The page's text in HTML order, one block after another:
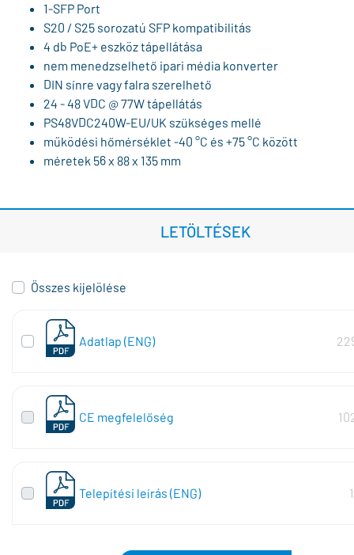
1-SFP Port
S20 / S25 sorozatú SFP kompatibilitás
4 db PoE+ eszköz tápellátása
nem menedzselhető ipari média konverter
DIN sínre vagy falra szerelhető
24 - 48 VDC @ 77W tápellátás
PS48VDC240W-EU/UK szükséges mellé
működési hőmérséklet -40 °C és +75 °C között
méretek 56 x 88 x 135 mm
LETÖLTÉSEK
Összes kijelölése
Adatlap (ENG)
CE megfelelőség
Telepítési leírás (ENG)